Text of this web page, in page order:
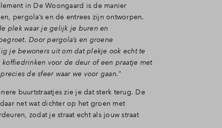
in De Woongaard is de manier
pergola’s en de entrees zijn ontworpen.
plek waar je gelijk je buren en
Door pergola’s en groene
je bewoners uit om dat plekje ook echt te
koffiedrinken voor de deur of een praatje met
de sfeer waar we voor gaan.”
buurtstraatjes zie je dat sterk terug. De
net wat dichter op het groen met
zodat je straat echt als jouw straat